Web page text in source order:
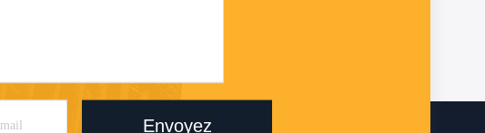
Envoyez